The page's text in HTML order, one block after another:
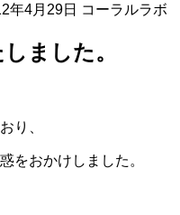
年4月29日 コーラルラボ
ました。
り、
をおかけしました。